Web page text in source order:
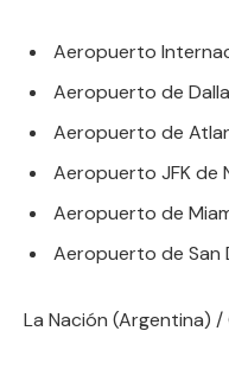
Aeropuerto
Aeropuerto de
Aeropuerto de
Aeropuerto JFK de
Aeropuerto de
Aeropuerto de San
La Nación (Argentina) /